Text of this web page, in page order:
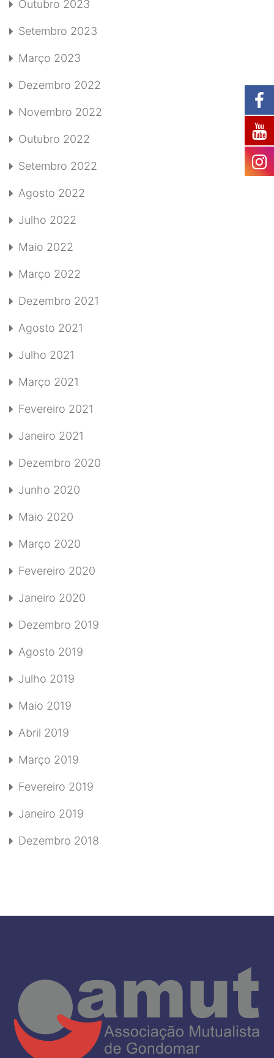
Outubro 2023
Setembro 2023
Março 2023
Dezembro 2022
Novembro 2022
Outubro 2022
Setembro 2022
Agosto 2022
Julho 2022
Maio 2022
Março 2022
Dezembro 2021
Agosto 2021
Julho 2021
Março 2021
Fevereiro 2021
Janeiro 2021
Dezembro 2020
Junho 2020
Maio 2020
Março 2020
Fevereiro 2020
Janeiro 2020
Dezembro 2019
Agosto 2019
Julho 2019
Maio 2019
Abril 2019
Março 2019
Fevereiro 2019
Janeiro 2019
Dezembro 2018